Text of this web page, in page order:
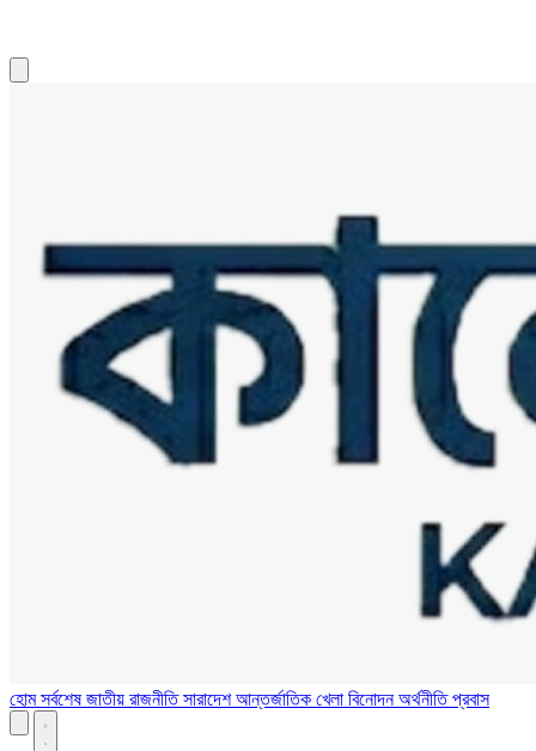
হোমসর্বশেষজাতীয় রাজনীতিসারাদেশআন্তর্জাতিক খেলা বিনোদনঅর্থনীতিপ্রবাস